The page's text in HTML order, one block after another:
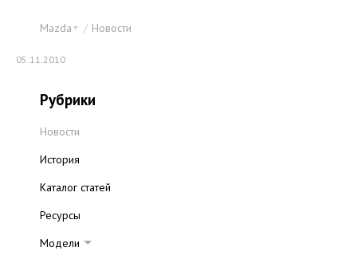
Mazda Новости
Рубрики
Новости
История
Каталог статей
Ресурсы
Модели
05.11.2010